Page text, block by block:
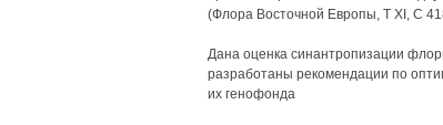
(Флора Восточной Европы, Т XI, С
Дана оценка синантропизации
разработаны рекомендации по
их генофонда